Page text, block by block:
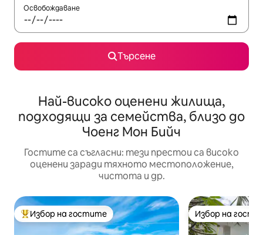
Освобождаване
Търсене
Най-високо оценени жилища,
подходящи за семейства, близо до
Чоенг Мон Бийч
Гостите са съгласни: тези престои са високо
оценени заради тяхното местоположение,
чистота и др.
Най-популярен избор на гостите
Избор на гостите Избор на
Избор на